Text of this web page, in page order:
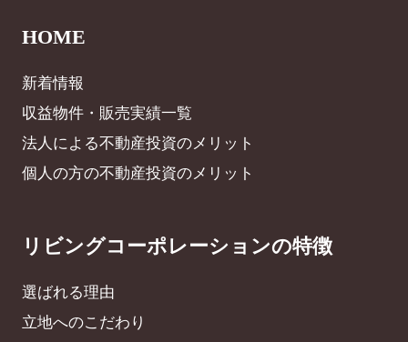
HOME
新着情報
収益物件・販売実績一覧
法人による不動産投資のメリット
個人の方の不動産投資のメリット
リビングコーポレーションの特徴
選ばれる理由
立地へのこだわり